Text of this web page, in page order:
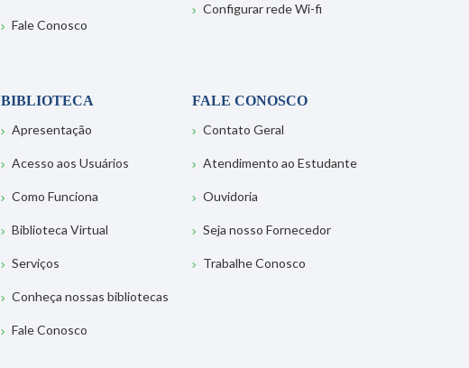
Fale Conosco
Configurar rede Wi-fi
BIBLIOTECA
Apresentação
Acesso aos Usuários
Como Funciona
Biblioteca Virtual
Serviços
Conheça nossas bibliotecas
Fale Conosco
FALE CONOSCO
Contato Geral
Atendimento ao Estudante
Ouvidoria
Seja nosso Fornecedor
Trabalhe Conosco